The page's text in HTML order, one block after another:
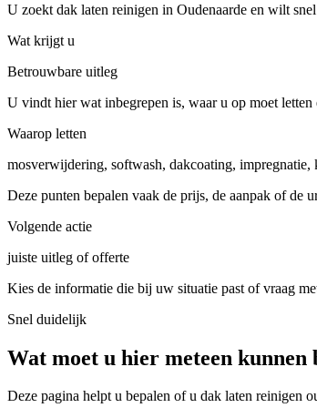
U zoekt dak laten reinigen in Oudenaarde en wilt
Wat krijgt u
Betrouwbare uitleg
U vindt hier wat inbegrepen is, waar u op moet
Waarop letten
mosverwijdering, softwash, dakcoating, impregnatie,
Deze punten bepalen vaak de prijs, de aanpak of de
Volgende actie
juiste uitleg of offerte
Kies de informatie die bij uw situatie past of vraag
Snel duidelijk
Wat moet u hier meteen kunnen
Deze pagina helpt u bepalen of u dak laten reinigen